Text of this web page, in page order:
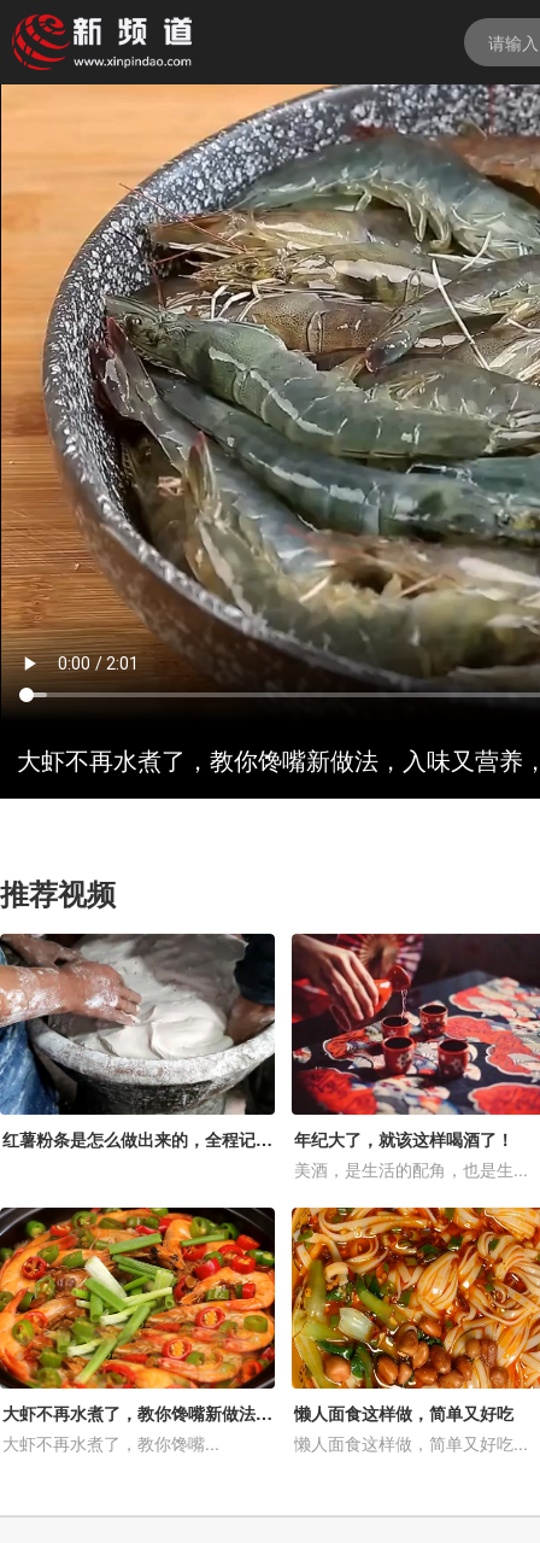
大虾不再水煮了，教你馋嘴新做法，入味又营养
推荐视频
红薯粉条是怎么做出来的，全程记录粉条的制作过程，你见过吗？
年纪大了，就该这样喝酒了！
美酒，是生活的配角，也是生...
大虾不再水煮了，教你馋嘴新做法，入味又营养，比油炸的还过瘾
大虾不再水煮了，教你馋嘴...
懒人面食这样做，简单又好吃
懒人面食这样做，简单又好吃...